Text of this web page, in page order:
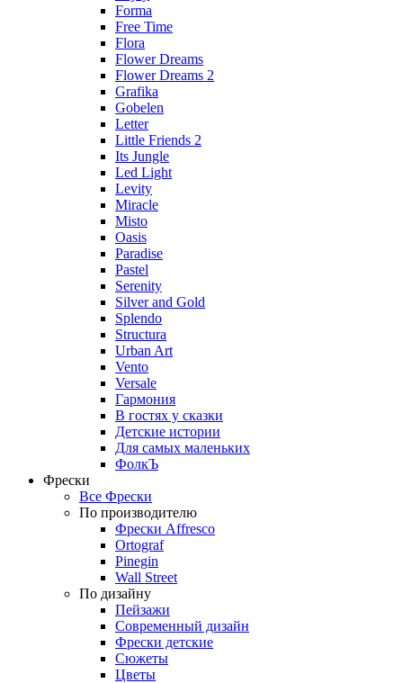
Forma
Free Time
Flora
Flower Dreams
Flower Dreams 2
Grafika
Gobelen
Letter
Little Friends 2
Its Jungle
Led Light
Levity
Miracle
Misto
Oasis
Paradise
Pastel
Serenity
Silver and Gold
Splendo
Structura
Urban Art
Vento
Versale
Гармония
В гостях у сказки
Детские истории
Для самых маленьких
ФолкЪ
Фрески
Все Фрески
По производителю
Фрески Affresco
Ortograf
Pinegin
Wall Street
По дизайну
Пейзажи
Современный дизайн
Фрески детские
Сюжеты
Цветы